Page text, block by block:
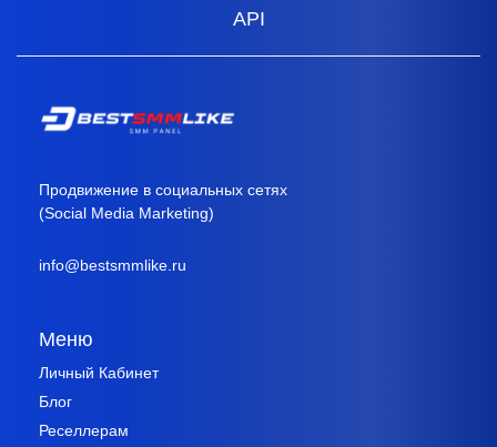
API
Продвижение в социальных сетях
(Social Media Marketing)
info@bestsmmlike.ru
Меню
Личный Кабинет
Блог
Реселлерам